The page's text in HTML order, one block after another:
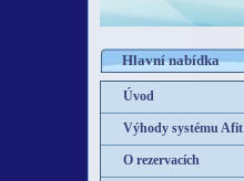
Hlavní nabídka
Úvod
Výhody systému Afit
O rezervacích